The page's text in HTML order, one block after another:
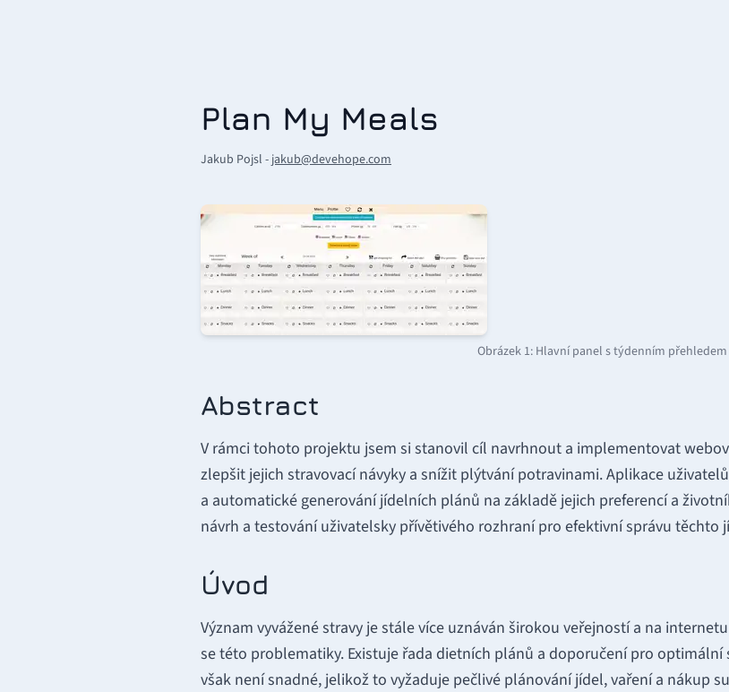
Plan My Meals
Jakub Pojsl - jakub@devehope.com
Obrázek 1: Hlavní panel s týdenním přehledem
Abstract
V rámci tohoto projektu jsem si stanovil cíl navrhnout a implementovat
zlepšit jejich stravovací návyky a snížit plýtvání potravinami. Aplikace
a automatické generování jídelních plánů na základě jejich preferencí a
návrh a testování uživatelsky přívětivého rozhraní pro efektivní správu těchto
Úvod
Význam vyvážené stravy je stále více uznáván širokou veřejností a na
se této problematiky. Existuje řada dietních plánů a doporučení pro optimální
však není snadné, jelikož to vyžaduje pečlivé plánování jídel, vaření a nákup